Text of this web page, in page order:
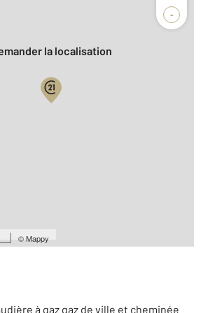
-
©Mappy
la localisation
à gaz gaz de ville et cheminée